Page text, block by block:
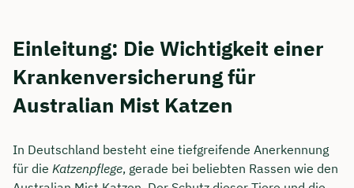
Einleitung: Die Wichtigkeit einer
Krankenversicherung für
Australian Mist Katzen
In Deutschland besteht eine tiefgreifende Anerkennung
für die Katzenpflege, gerade bei beliebten Rassen wie den